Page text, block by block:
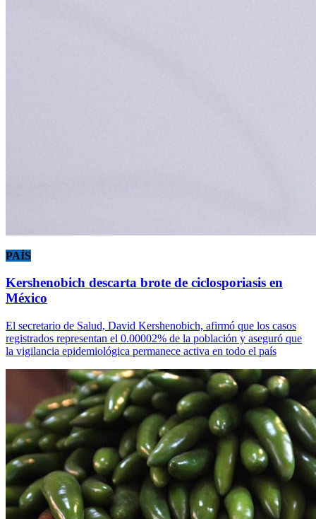
PAÍS
Kershenobich descarta brote de ciclosporiasis en
México
El secretario de Salud, David Kershenobich, afirmó que los casos
registrados representan el 0.00002% de la población y aseguró que
la vigilancia epidemiológica permanece activa en todo el país